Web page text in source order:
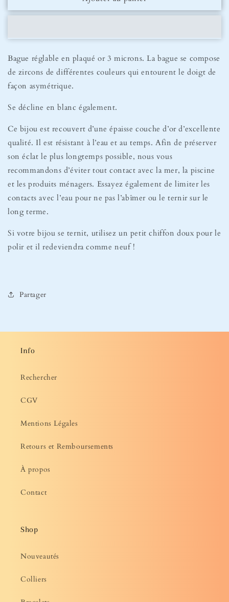
Bague
Bague
Bague réglable en plaqué or 3 microns. La bague se compose
de zircons de différentes couleurs qui entourent le doigt de
façon asymétrique.
Se décline en blanc également.
Ce bijou est recouvert d’une épaisse couche d’or d’excellente
qualité. Il est résistant à l’eau et au temps. Afin de préserver
son éclat le plus longtemps possible, nous vous
recommandons d’éviter tout contact avec la mer, la piscine
et les produits ménagers. Essayez également de limiter les
contacts avec l’eau pour ne pas l’abîmer ou le ternir sur le
long terme.
Si votre bijou se ternit, utilisez un petit chiffon doux pour le
polir et il redeviendra comme neuf !
Partager
Info
Rechercher
CGV
Mentions Légales
Retours et Remboursements
À propos
Contact
Shop
Nouveautés
Colliers